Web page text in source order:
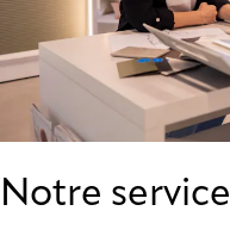
Notre service